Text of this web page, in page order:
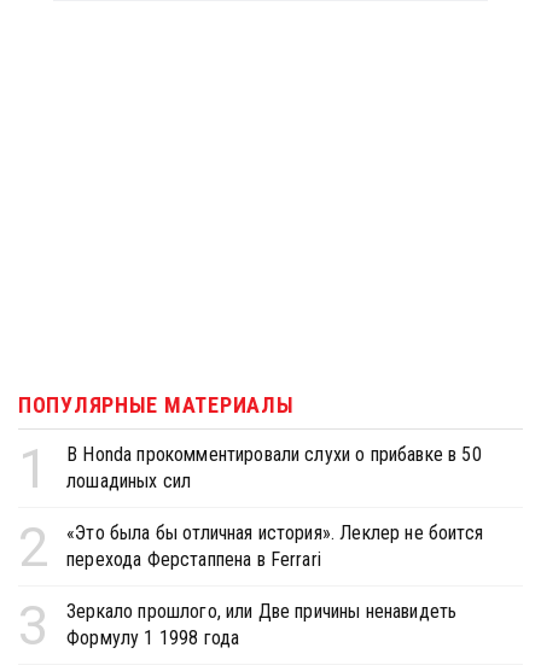
ПОПУЛЯРНЫЕ МАТЕРИАЛЫ
1
В Honda прокомментировали слухи о прибавке в 50
лошадиных сил
2
«Это была бы отличная история». Леклер не боится
перехода Ферстаппена в Ferrari
3
Зеркало прошлого, или Две причины ненавидеть
Формулу 1 1998 года